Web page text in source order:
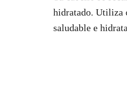
hidratado. Utiliza
saludable e